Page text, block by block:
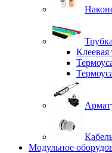
Клеевая
Модульное